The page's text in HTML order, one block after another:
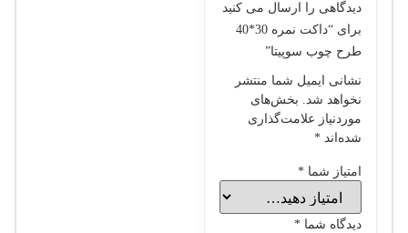
دیدگاهی را ارسال می کنید
برای “داکت نمره 30*40
طرح چوب سوپيتا”
نشانی ایمیل شما منتشر
نخواهد شد. بخش‌های
موردنیاز علامت‌گذاری
شده‌اند *
امتیاز شما *
دیدگاه شما *